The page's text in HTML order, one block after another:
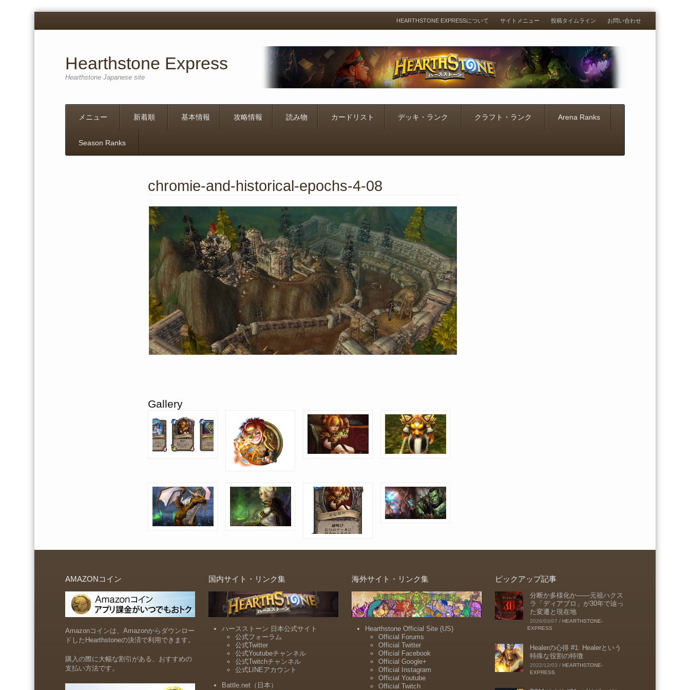
Menu
Skip
to
HEARTHSTONE EXPRESSについて サイトメニュー 投稿タイムライン お問い合わせ
Hearthstone Express
Hearthstone Japanese site
メニュー 新着順 基本情報 攻略情報 読み物 カードリスト デッキ・ランク クラフト・ランク Arena Ranks
Season Ranks
chromie-and-historical-epochs-4-08
Gallery
AMAZONコイン
Amazonコインは、Amazonからダウンロー
ドしたHearthstoneの決済で利用できます。
購入の際に大幅な割引がある、おすすめの
支払い方法です。
国内サイト・リンク集
ハースストーン 日本公式サイト
公式フォーラム
公式Twitter
公式Youtubeチャンネル
公式Twitchチャンネル
公式LINEアカウント
Battle.net（日本）
海外サイト・リンク集
Hearthstone Official Site (US)
Official Forums
Official Twitter
Official Facebook
Official Google+
Official Instagram
Official Youtube
Official Twitch
ピックアップ記事
分断か多様化か――元祖ハクス
ラ「ディアブロ」が30年で辿っ
た変遷と現在地
2026/03/07 / HEARTHSTONE-
EXPRESS
Healerの心得 #1: Healerという
特殊な役割の特徴
2022/12/03 / HEARTHSTONE-
EXPRESS